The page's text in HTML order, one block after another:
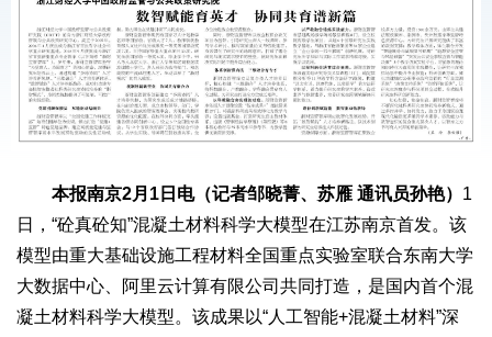
本报南京2月1日电（记者邹晓菁、苏雁 通讯员孙艳） 1
日，“砼真砼知”混凝土材料科学大模型在江苏南京首发。该
模型由重大基础设施工程材料全国重点实验室联合东南大学
大数据中心、阿里云计算有限公司共同打造，是国内首个混
凝土材料科学大模型。该成果以“人工智能+混凝土材料”深